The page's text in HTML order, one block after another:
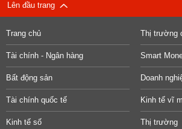
Lên đầu trang
Trang chủ Thị trường
Tài chính - Ngân hàng Smart
Bất động sản Doanh
Tài chính quốc tế Kinh tế vĩ
Kinh tế số Thị trường